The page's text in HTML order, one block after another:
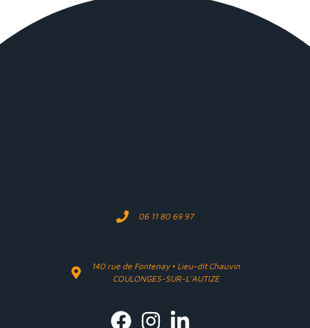
06 11 80 69 97
140 rue de Fontenay • Lieu-dit Chauvin
COULONGES-SUR-L'AUTIZE